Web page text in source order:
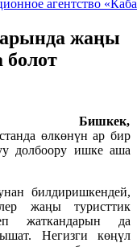
жаңы
болот
Бишкек,
өлкөнүн ар бир
долбоору ишке аша
билдиришкендей,
жаңы туристтик
жаткандарын да
Негизги көңүл